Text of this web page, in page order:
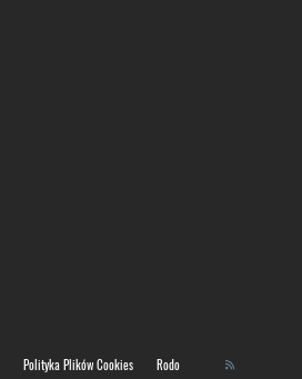
Polityka Plików Cookies Rodo